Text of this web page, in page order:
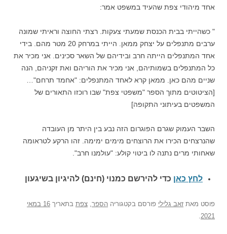
אחד מיהודי צפת שהעיד במשפט אמר:
" כשהייתי בבית הכנסת שמעתי צעקות. רצתי החוצה וראיתי שמונה
ערבים מתנפלים על יצחק ממאן. הייתי במרחק 20 מטר מהם. בידי
אחד המתנפלים הייתה חרב ובידיהם של השאר סכינים. אני מכיר את
כל המתנפלים בשמותיהם, אני מכיר את הוריהם ואת זקניהם, הנה
שניים מהם כאן. ממאן קרא לאחד המתנפלים: "אחמד תרחם"…
[הציטוטים מתוך הספר "משפטי צפת" שבו רוכזו התאורים של
המשפטים בעיתוני התקופה]
השבר העמוק שגרם הפוגרום הזה נבע בין היתר מן העובדה
שהנרצחים הכירו את הרוצחים מימים ימימה. זהו הרקע לטראומה
שאחותי מרים נתנה לו ביטוי קולע: "עולמנו חרב".
לחץ כאן כדי להירשם כמנוי (חינם) להיגיון בשיגעון
פוסט מאת זאב גלילי פורסם בקטגוריה הספר, צפת בתאריך
16 במאי
2021
.